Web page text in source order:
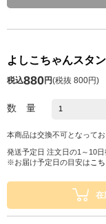
よしこちゃんスタ
税込880円(税抜 800円)
数 量
本商品は交換不可となって
発送予定日 注文日の1～10日
※お届け予定日の目安は こ
在